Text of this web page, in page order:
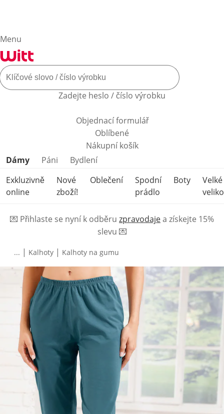
Menu
Zadejte heslo / číslo výrobku
Objednací formulář
Oblíbené
Nákupní košík
Přeskočit kategorie produktů
Dámy Páni
Bydlení
Exkluzivně
online
Nové
zboží!
Oblečení
Spodní
prádlo
Boty
Velké
💌 Přihlaste se nyní k odběru zpravodajea získejte 15%
slevu 💌
... | Kalhoty | Kalhoty na gumu